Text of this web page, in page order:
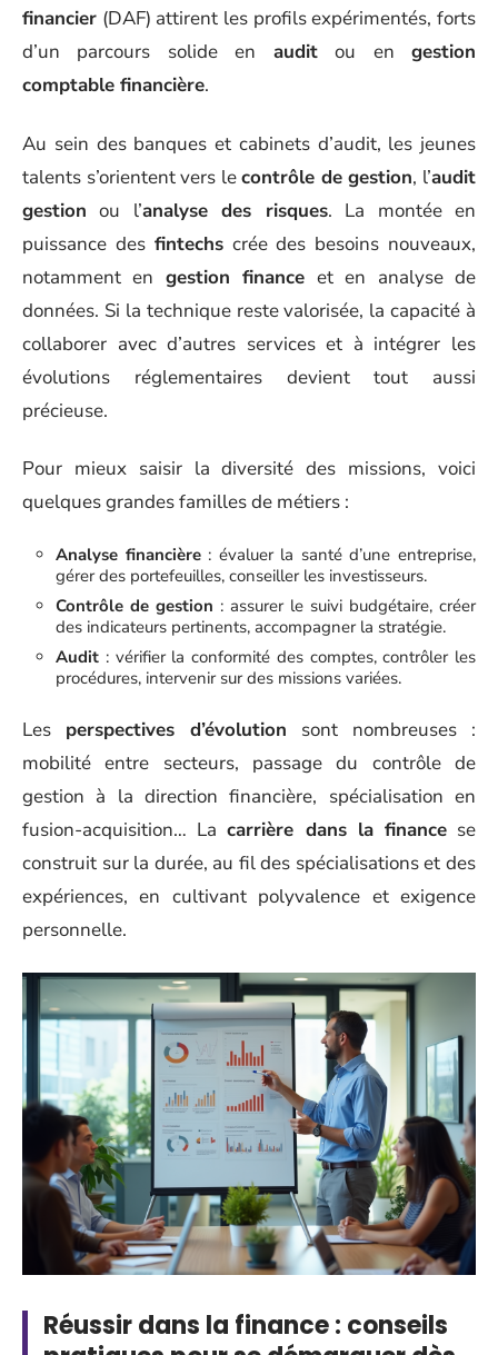
financier (DAF) attirent les profils expérimentés, forts
d’un parcours solide en auditou engestion
comptable financière.
Au sein des banques et cabinets d’audit, les jeunes
talents s’orientent vers lecontrôle de gestion, l’audit
gestion ou l’analyse des risques. La montée en
puissance des fintechscrée des besoins nouveaux,
notamment en gestion finance et en analyse de
données. Si la technique reste valorisée, la capacité à
collaborer avec d’autres services et à intégrer les
évolutions réglementaires devient tout aussi
précieuse.
Pour mieux saisir la diversité des missions, voici
quelques grandes familles de métiers :
Analyse financière: évaluer la santé d’une entreprise,
gérer des portefeuilles, conseiller les investisseurs.
Contrôle de gestion : assurer le suivi budgétaire, créer
des indicateurs pertinents, accompagner la stratégie.
Audit : vérifier la conformité des comptes, contrôler les
procédures, intervenir sur des missions variées.
Les perspectives d’évolution sont nombreuses :
mobilité entre secteurs, passage du contrôle de
gestion à la direction financière, spécialisation en
fusion-acquisition… Lacarrière dans la financese
construit sur la durée, au fil des spécialisations et des
expériences, en cultivant polyvalence et exigence
personnelle.
Réussir dans la finance : conseils